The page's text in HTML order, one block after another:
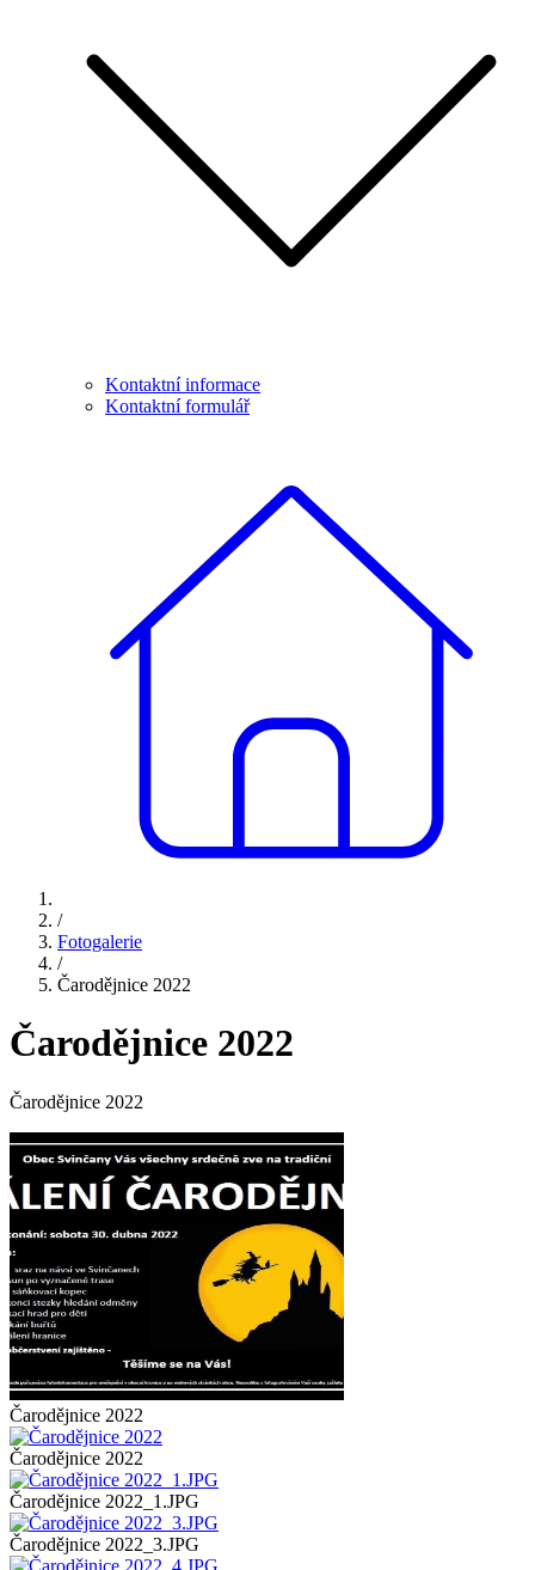
Kontaktní informace
Kontaktní formulář
/
Fotogalerie
/
Čarodějnice 2022
Čarodějnice 2022
Čarodějnice 2022
Čarodějnice 2022
Čarodějnice 2022
Čarodějnice 2022_1.JPG
Čarodějnice 2022_3.JPG